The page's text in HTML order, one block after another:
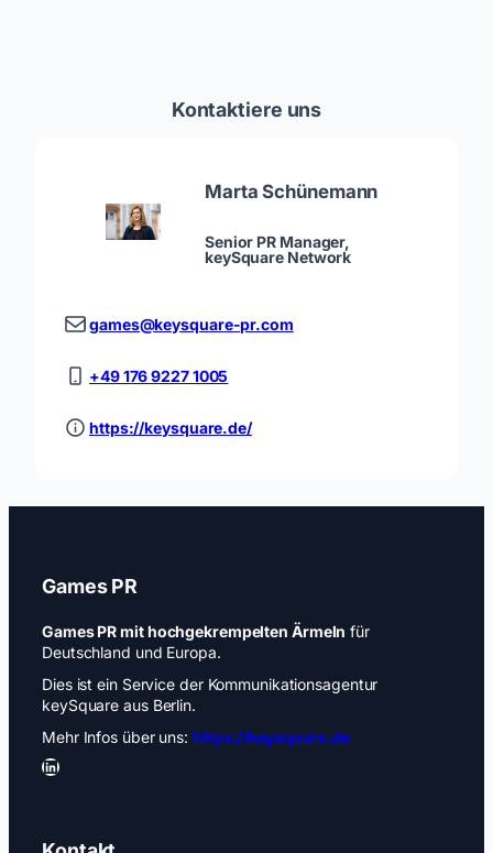
Kontaktiere uns
Marta Schünemann
Senior PR Manager,
keySquare Network
games@keysquare-pr.com
+49 176 9227 1005
https://keysquare.de/
Games PR
Games PR mit hochgekrempelten Ärmeln für
Deutschland und Europa.
Dies ist ein Service der Kommunikationsagentur
keySquare aus Berlin.
Mehr Infos über uns: https://keysquare.de
LinkedIn